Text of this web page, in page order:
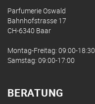
Parfumerie Oswald
Bahnhofstrasse 17
CH-6340 Baar
Montag-Freitag: 09:00-18:30
Samstag: 09:00-17:00
BERATUNG